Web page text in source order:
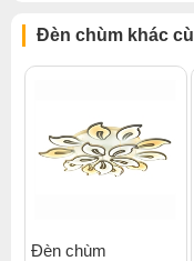
Đèn chùm khác
Đèn chùm